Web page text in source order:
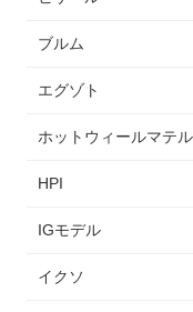
ブルム
エグゾト
ホットウィールマテル
HPI
IGモデル
イクソ